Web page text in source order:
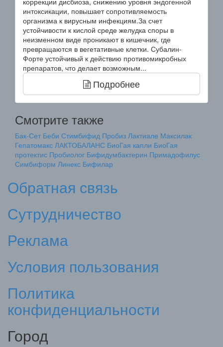
интоксикации, повышает сопротивляемость
организма к вирусным инфекциям.За счет
устойчивости к кислой среде желудка споры в
неизменном виде проникают в кишечник, где
превращаются в вегетативные клетки. Субалин-
Форте устойчивый к действию противомикробных
препаратов, что делает возможным...
Подробнее
Смотрите также
Бак-Сет Беби Стимбифид Пробиз Лактиале Максилак
Гепатомакс ЛАКТОБАЛАНС БиоГая капли БиоГая
протектис Пробиолог Бифидумбактерин Примадофилус
Симбиформ Линекс Бифилар
Обратная связь
Сутрудничество
Реклама
Условия пользования
Политика
конфиденциальности
Город